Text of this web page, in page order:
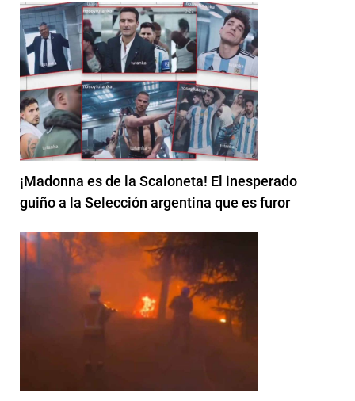
¡Madonna es de la Scaloneta! El inesperado
guiño a la Selección argentina que es furor